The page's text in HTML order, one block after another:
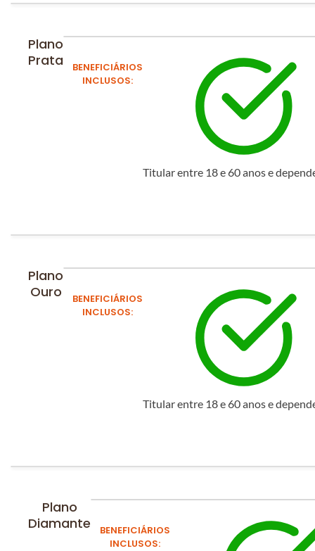
Plano
Prata
BENEFICIÁRIOS
INCLUSOS:
Titular entre 18 e 60 anos e
Plano
Ouro
BENEFICIÁRIOS
INCLUSOS:
Titular entre 18 e 60 anos e
Plano
Diamante
BENEFICIÁRIOS
INCLUSOS: